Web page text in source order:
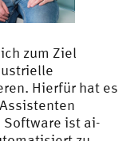
zum Ziel
Hierfür hat es
ist ai-